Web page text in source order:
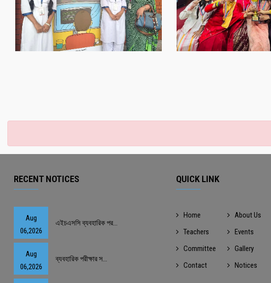
RECENT NOTICES
Aug
06,2026
এইচএসসি ব্যবহারিক পর...
Aug
06,2026
ব্যবহারিক পরীক্ষার স...
QUICK LINK
Home
About Us
Teachers
Events
Committee
Gallery
Contact
Notices